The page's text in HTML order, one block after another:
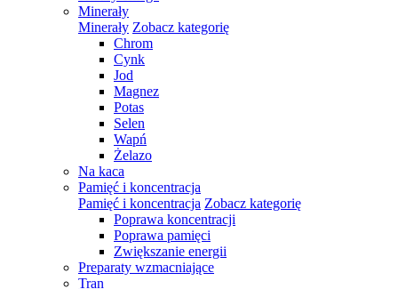
Minerały
Minerały Zobacz kategorię
Chrom
Cynk
Jod
Magnez
Potas
Selen
Wapń
Żelazo
Na kaca
Pamięć i koncentracja
Pamięć i koncentracja Zobacz kategorię
Poprawa koncentracji
Poprawa pamięci
Zwiększanie energii
Preparaty wzmacniające
Tran